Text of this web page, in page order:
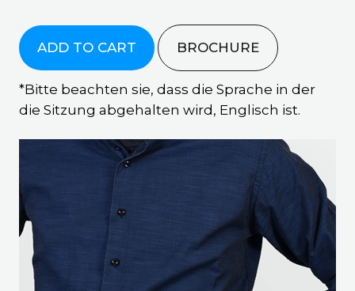
ADD TO CART BROCHURE
*Bitte beachten sie, dass die Sprache in der
die Sitzung abgehalten wird, Englisch ist.